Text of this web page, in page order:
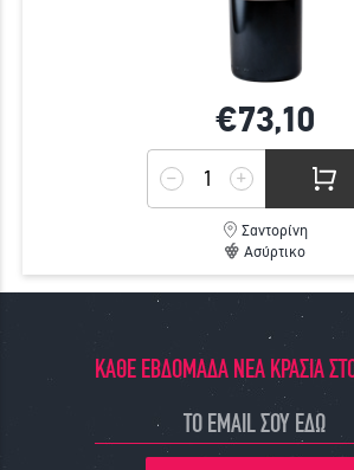
€73,10
Σαντορίνη
Ασύρτικο
ΚΑΘΕ ΕΒΔΟΜΑΔΑ ΝΕΑ ΚΡΑΣΙΑ